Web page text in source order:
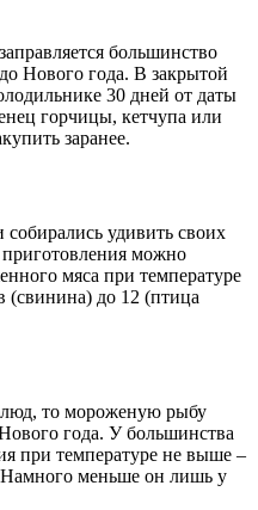
большинство
Нового года. В закрытой
30 дней от даты
горчицы, кетчупа или
заранее.
удивить своих
приготовления можно
мяса при температуре
(свинина) до 12 (птица
то мороженую рыбу
года. У большинства
при температуре не выше –
Намного меньше он лишь у